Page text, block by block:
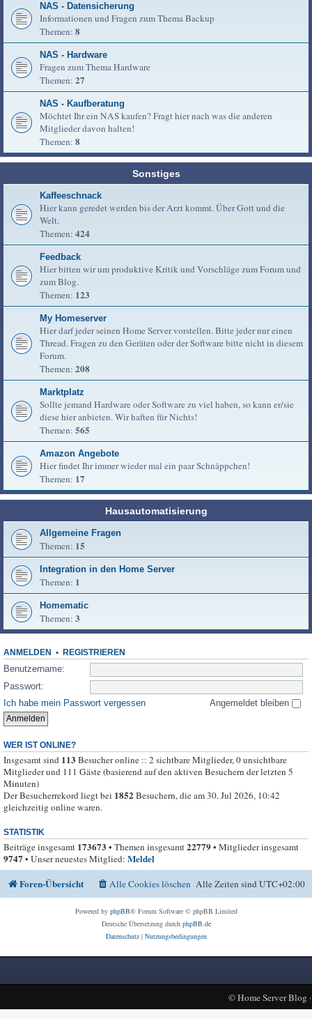
NAS - Datensicherung
Informationen und Fragen zum Thema Backup
Themen: 8
NAS - Hardware
Fragen zum Thema Hardware
Themen: 27
NAS - Kaufberatung
Möchtet Ihr ein NAS kaufen? Fragt hier nach was die anderen
Mitglieder davon halten!
Themen: 8
Sonstiges
Kaffeeschnack
Hier kann geredet werden bis der Arzt kommt. Über Gott und die
Welt.
Themen: 424
Feedback
Hier bitten wir um produktive Kritik und Vorschläge zum Forum und
zum Blog.
Themen: 123
My Homeserver
Hier darf jeder seinen Home Server vorstellen. Bitte jeder nur einen
Thread. Fragen zu den Geräten oder der Software bitte nicht in diesem
Forum.
Themen: 208
Marktplatz
Sollte jemand Hardware oder Software zu viel haben, so kann er/sie
diese hier anbieten. Wir haften für Nichts!
Themen: 565
Amazon Angebote
Hier findet Ihr immer wieder mal ein paar Schnäppchen!
Themen: 17
Hausautomatisierung
Allgemeine Fragen
Themen: 15
Integration in den Home Server
Themen: 1
Homematic
Themen: 3
ANMELDEN • REGISTRIEREN
Benutzername:
Passwort:
Ich habe mein Passwort vergessen
Angemeldet bleiben
WER IST ONLINE?
Insgesamt sind 113 Besucher online :: 2 sichtbare Mitglieder, 0 unsichtbare
Mitglieder und 111 Gäste (basierend auf den aktiven Besuchern der letzten 5
Minuten)
Der Besucherrekord liegt bei 1852Besuchern, die am 30. Jul 2026, 10:42
gleichzeitig online waren.
STATISTIK
Beiträge insgesamt 173673 • Themen insgesamt22779• Mitglieder insgesamt
9747• Unser neuestes Mitglied: Meldel
Foren-Übersicht
Alle Zeiten sindUTC+02:00
Alle Cookies löschen
Powered by phpBB® Forum Software © phpBB Limited
Deutsche Übersetzung durch phpBB.de
Datenschutz| Nutzungsbedingungen
©Home Server Blog